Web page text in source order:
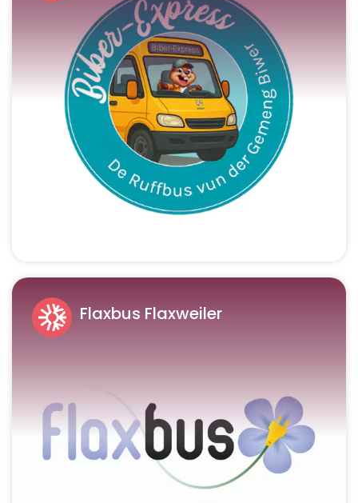
Flaxbus Flaxweiler